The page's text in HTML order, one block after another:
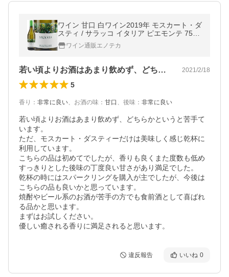
ワイン 甘口 白ワイン2019年 モスカート・ダ
スティ / サラッコ イタリア ピエモンテ 750
ml ワイン通販エノテカ
若い頃よりお酒はあまり飲めず、どちらか… 2021/2/18
5
香り ： 非常に良い、 お酒の味 ： 甘口 、 後味 ： 非常に良い
若い頃よりお酒はあまり飲めず、どちらかというと苦手て
います。
ただ、モスカート・ダスティーだけは美味しく感じ乾杯に
利用しています。
こちらの品は初めてでしたが、香りも良くまた度数も低め
すっきりとした後味の丁度良い甘さがあり満足でした。
乾杯の時にはスパークリングを購入が主でしたが、今後は
こちらの品も良いかと思っています。
焼酎やビール系のお酒が苦手の方でも食前酒として喜ばれ
る品かと思います。
まずはお試しください。
優しい癒される香りに満足されると思います。
違反報告 いいね 0